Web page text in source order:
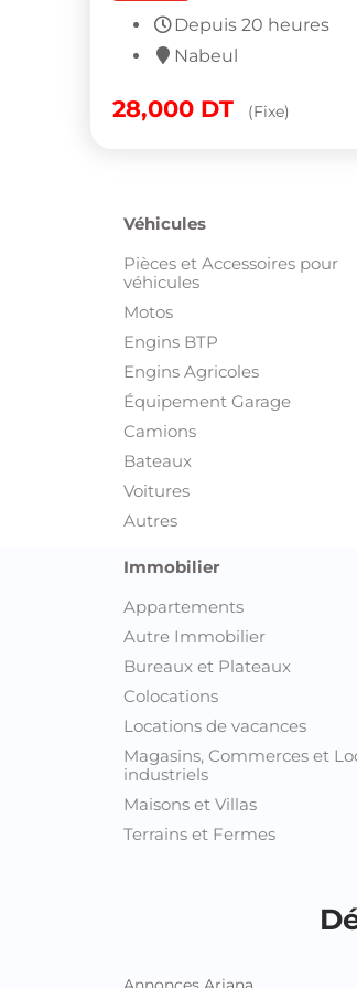
Depuis 20 heures
Nabeul
28,000 DT (Fixe)
Véhicules
Pièces et Accessoires pour
véhicules
Motos
Engins BTP
Engins Agricoles
Équipement Garage
Camions
Bateaux
Voitures
Autres
Immobilier
Appartements
Autre Immobilier
Bureaux et Plateaux
Colocations
Locations de vacances
Magasins, Commerces et
industriels
Maisons et Villas
Terrains et Fermes